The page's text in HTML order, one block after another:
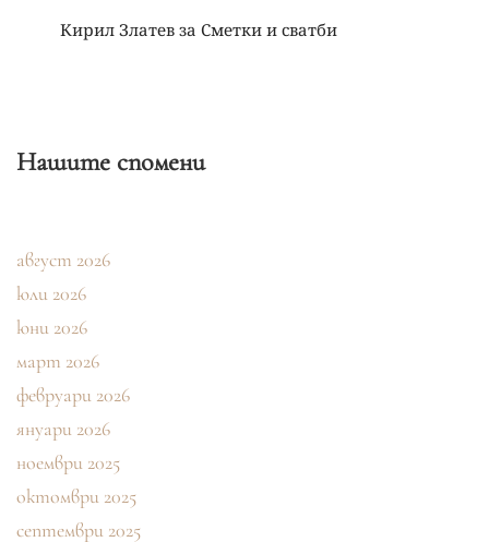
Кирил Златев за Сметки и сватби
Нашите спомени
август 2026
юли 2026
юни 2026
март 2026
февруари 2026
януари 2026
ноември 2025
октомври 2025
септември 2025